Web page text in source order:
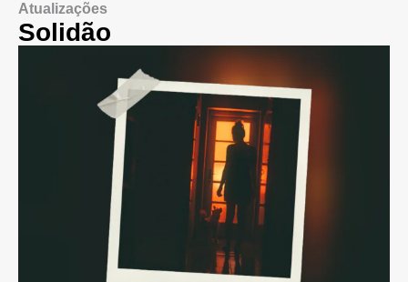
Atualizações
Solidão